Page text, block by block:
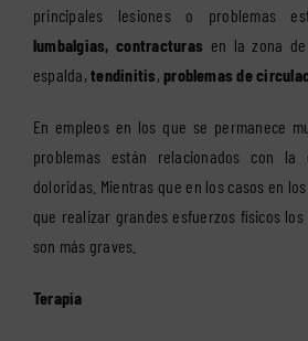
principales lesiones o problemas
lumbalgias, contracturas en la zona
espalda,tendinitis,problemas de
En empleos en los que se permanece
problemas están relacionados con la
doloridas. Mientras que en los casos en
que realizar grandes esfuerzos físicos
son más graves.
Terapia